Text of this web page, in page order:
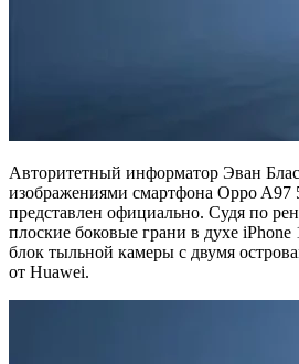
Авторитетный информатор Эван
изображениями смартфона Oppo
представлен официально. Судя по
плоские боковые грани в духе
блок тыльной камеры с двумя
от Huawei.